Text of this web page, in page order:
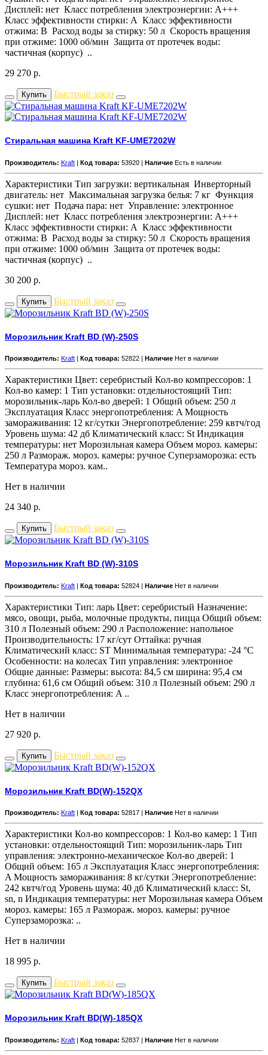
Дисплей: нет Класс потребления электроэнергии: A+++
Класс эффективности стирки: A Класс эффективности
отжима: B Расход воды за стирку: 50 л Скорость вращения
при отжиме: 1000 об/мин Защита от протечек воды:
частичная (корпус) ..
29 270 р.
Купить Быстрый заказ
Стиральная машина Kraft KF-UME7202W
Производитель: Kraft | Код товара: 53920 | Наличие Есть в наличии
Характеристики Тип загрузки: вертикальная Инверторный
двигатель: нет Максимальная загрузка белья: 7 кг Функция
сушки: нет Подача пара: нет Управление: электронное
Дисплей: нет Класс потребления электроэнергии: A+++
Класс эффективности стирки: A Класс эффективности
отжима: B Расход воды за стирку: 50 л Скорость вращения
при отжиме: 1000 об/мин Защита от протечек воды:
частичная (корпус) ..
30 200 р.
Купить Быстрый заказ
Морозильник Kraft BD (W)-250S
Производитель: Kraft | Код товара: 52822 | Наличие Нет в наличии
Характеристики Цвет: серебристый Кол-во компрессоров: 1
Кол-во камер: 1 Тип установки: отдельностоящий Тип:
морозильник-ларь Кол-во дверей: 1 Общий объем: 250 л
Эксплуатация Класс энергопотребления: A Мощность
замораживания: 12 кг/cутки Энергопотребление: 259 квтч/год
Уровень шума: 42 дб Климатический класс: St Индикация
температуры: нет Морозильная камера Объем мороз. камеры:
250 л Размораж. мороз. камеры: ручное Суперзаморозка: есть
Температура мороз. кам..
Нет в наличии
24 340 р.
Купить Быстрый заказ
Морозильник Kraft BD (W)-310S
Производитель: Kraft | Код товара: 52824 | Наличие Нет в наличии
Характеристики Тип: ларь Цвет: серебристый Назначение:
мясо, овощи, рыба, молочные продукты, пицца Общий объем:
310 л Полезный объем: 290 л Расположение: напольное
Производительность: 17 кг/сут Оттайка: ручная
Климатический класс: ST Минимальная температура: -24 °C
Особенности: на колесах Тип управления: электронное
Общие данные: Размеры: высота: 84,5 см ширина: 95,4 см
глубина: 61,6 см Общий объем: 310 л Полезный объем: 290 л
Класс энергопотребления: A ..
Нет в наличии
27 920 р.
Купить Быстрый заказ
Морозильник Kraft BD(W)-152QX
Производитель: Kraft Код товара: 52817 | Наличие Нет в наличии
Характеристики Кол-во компрессоров: 1 Кол-во камер: 1 Тип
установки: отдельностоящий Тип: морозильник-ларь Тип
управления: электронно-механическое Кол-во дверей: 1
Общий объем: 165 л Эксплуатация Класс энергопотребления:
A Мощность замораживания: 8 кг/cутки Энергопотребление:
242 квтч/год Уровень шума: 40 дб Климатический класс: St,
sn, n Индикация температуры: нет Морозильная камера Объем
мороз. камеры: 165 л Размораж. мороз. камеры: ручное
Суперзаморозка: ..
Нет в наличии
18 995 р.
Купить Быстрый заказ
Морозильник Kraft BD(W)-185QX
Производитель: Kraft | Код товара: 52837 | Наличие Нет в наличии